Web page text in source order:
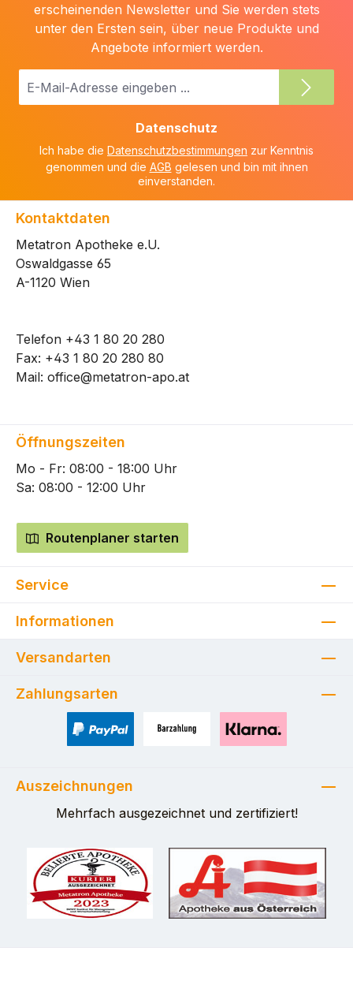
erscheinenden Newsletter und Sie werden stets
unter den Ersten sein, über neue Produkte und
Angebote informiert werden.
E-
Datenschutz
Ich habe die Datenschutzbestimmungen zur Kenntnis
genommen und die AGB gelesen und bin mit ihnen
einverstanden.
Kontaktdaten
Metatron Apotheke e.U.
Oswaldgasse 65
A-1120 Wien
Telefon +43 1 80 20 280
Fax: +43 1 80 20 280 80
Mail: office@metatron-apo.at
Öffnungszeiten
Mo - Fr: 08:00 - 18:00 Uhr
Sa: 08:00 - 12:00 Uhr
Routenplaner starten
Service
Informationen
Versandarten
Zahlungsarten
Auszeichnungen
Mehrfach ausgezeichnet und zertifiziert!